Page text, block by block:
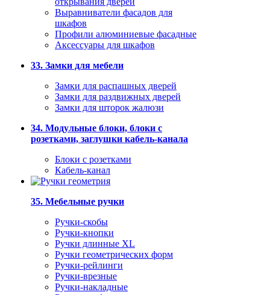
Выравниватели фасадов для
шкафов
Профили алюминиевые фасадные
Аксессуары для шкафов
33. Замки для мебели
Замки для распашных дверей
Замки для раздвижных дверей
Замки для шторок жалюзи
34. Модульные блоки, блоки с
розетками, заглушки кабель-канала
Блоки с розетками
Кабель-канал
35. Мебельные ручки
Ручки-скобы
Ручки-кнопки
Ручки длинные XL
Ручки геометрических форм
Ручки-рейлинги
Ручки-врезные
Ручки-накладные